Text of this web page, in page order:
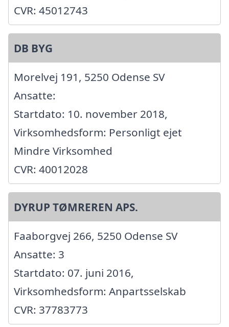
CVR: 45012743
DB BYG
Morelvej 191, 5250 Odense SV
Ansatte:
Startdato: 10. november 2018,
Virksomhedsform: Personligt ejet
Mindre Virksomhed
CVR: 40012028
DYRUP TØMREREN APS.
Faaborgvej 266, 5250 Odense SV
Ansatte: 3
Startdato: 07. juni 2016,
Virksomhedsform: Anpartsselskab
CVR: 37783773